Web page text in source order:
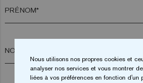
PRÉNOM*
NOM*
Nous utilisons nos propres cookies et
analyser nos services et vous montrer
liées à vos préférences en fonction d'un